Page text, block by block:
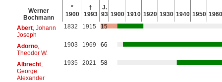
Werner
Bochmann
*
1900
†
1993
J.
93 1900 1910 1920 1930 1940 1950 1960
Abert, Johann
Joseph
1832 1915 15
Adorno,
Theodor W.
1903 1969 66
Albrecht,
George
Alexander
1935 2021 58